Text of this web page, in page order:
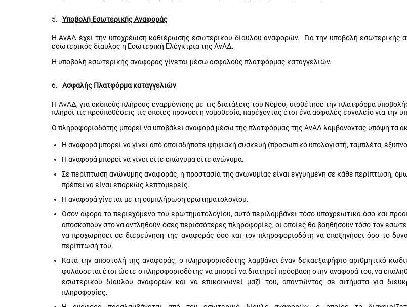
5. Υποβολή Εσωτερικής Αναφοράς
Η ΑνΑΔ έχει την υποχρέωση καθιέρωσης εσωτερικού δίαυλου αναφορών. Για την υποβολή εσωτερικής
εσωτερικός δίαυλος η Εσωτερική Ελέγκτρια της ΑνΑΔ.
Η υποβολή εσωτερικής αναφοράς γίνεται μέσω ασφαλούς πλατφόρμας καταγγελιών.
6. Ασφαλής Πλατφόρμα καταγγελιών
Η ΑνΑΔ, για σκοπούς πλήρους εναρμόνισης με τις διατάξεις του Νόμου, υιοθέτησε την πλατφόρμα
πληροί τις προϋποθέσεις τις οποίες προνοεί η νομοθεσία, παρέχοντας έτσι ένα ασφαλές εργαλείο για την
Ο πληροφοριοδότης μπορεί να υποβάλει αναφορά μέσω της πλατφόρμας της ΑνΑΔ λαμβάνοντας υπόψη τα
Η αναφορά μπορεί να γίνει από οποιαδήποτε ψηφιακή συσκευή (προσωπικό υπολογιστή, ταμπλέτα,
Η αναφορά μπορεί να γίνει είτε επώνυμα είτε ανώνυμα.
Σε περίπτωση ανώνυμης αναφοράς, η προστασία της ανωνυμίας είναι εγγυημένη σε κάθε περίπτωση,
πρέπει να είναι επαρκώς λεπτομερείς.
Η αναφορά γίνεται με τη συμπλήρωση ερωτηματολογίου.
Όσον αφορά το περιεχόμενο του ερωτηματολογίου, αυτό περιλαμβάνει τόσο υποχρεωτικά όσο και
αποσκοπούν στο να αντληθούν όσες περισσότερες πληροφορίες, οι οποίες θα βοηθήσουν τόσο τον
να προχωρήσει σε διερεύνηση της αναφοράς όσο και τον πληροφοριοδότη να επεξηγήσει όσο το
περίπτωσή του.
Κατά την αποστολή της αναφοράς, ο πληροφοριοδότης λαμβάνει έναν δεκαεξαψήφιο αριθμητικό
φυλάσσεται έτσι ώστε ο πληροφοριοδότης να μπορεί να διατηρεί πρόσβαση στην αναφορά του, να
εσωτερικού δίαυλου αναφορών και να επικοινωνεί μαζί του, απαντώντας σε αιτήματα για
πληροφορίες.